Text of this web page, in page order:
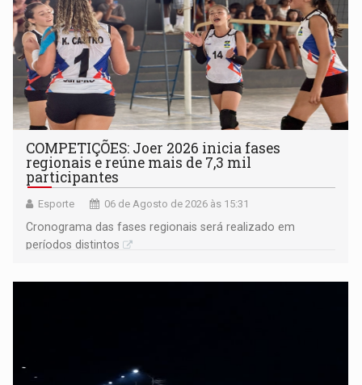
COMPETIÇÕES: Joer 2026 inicia fases
regionais e reúne mais de 7,3 mil
participantes
Esporte 06 de Agosto de 2026 às 15:31
Cronograma das fases regionais será realizado em
períodos distintos